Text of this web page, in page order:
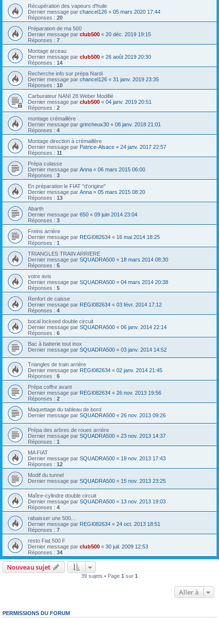
Récupération des vapeurs d'huile
Dernier message par chancel126 « 05 mars 2020 17:44
Réponses : 20
Préparation de ma 500
Dernier message par club500 « 20 déc. 2019 19:15
Réponses : 7
Montage arceau
Dernier message par club500 « 26 août 2019 20:30
Réponses : 14
Recherche info sur prépa Nardi
Dernier message par chancel126 « 31 janv. 2019 23:35
Réponses : 10
Carburateur NANI 28 Weber Modifié
Dernier message par club500 « 04 janv. 2019 20:51
Réponses : 2
montage crémaillère
Dernier message par grincheux30 « 08 janv. 2018 21:01
Réponses : 4
Montage direction à crémaillère
Dernier message par Patrice-Alsace « 24 janv. 2017 22:57
Réponses : 11
Prépa culasse
Dernier message par Anna « 06 mars 2015 06:00
Réponses : 3
En préparation le FIAT "d'origine"
Dernier message par Anna « 05 mars 2015 08:20
Réponses : 13
Abarth
Dernier message par 650 « 09 juin 2014 23:04
Réponses : 3
Freins arrière
Dernier message par REGI082634 « 16 mai 2014 18:25
Réponses : 1
TRIANGLES TRAIN ARRIERE
Dernier message par SQUADRA500 « 18 mars 2014 08:30
Réponses : 5
votre avis
Dernier message par SQUADRA500 « 04 mars 2014 20:38
Réponses : 5
Renfort de caisse
Dernier message par REGI082634 « 03 févr. 2014 17:12
Réponses : 4
bocal lockeed double circuit
Dernier message par SQUADRA500 « 06 janv. 2014 22:14
Réponses : 6
Bac à batterie tout inox
Dernier message par SQUADRA500 « 03 janv. 2014 14:52
Triangles de train arrière
Dernier message par REGI082634 « 02 janv. 2014 21:45
Réponses : 6
Prépa coffre avant
Dernier message par REGI082634 « 26 nov. 2013 19:56
Réponses : 2
Maquettage du tableau de bord
Dernier message par SQUADRA500 « 26 nov. 2013 09:26
Prépa des arbres de roues arrière
Dernier message par SQUADRA500 « 23 nov. 2013 14:37
Réponses : 1
MA FIAT
Dernier message par SQUADRA500 « 19 nov. 2013 17:43
Réponses : 12
Modif du tunnel
Dernier message par SQUADRA500 « 15 nov. 2013 23:25
Maître-cylindre double circuit
Dernier message par SQUADRA500 « 13 nov. 2013 19:03
Réponses : 4
rabaisser une 500...
Dernier message par REGI082634 « 24 oct. 2013 18:51
Réponses : 7
resto Fiat 500 F
Dernier message par club500 « 30 juil. 2009 12:53
Réponses : 34
Nouveau sujet
39 sujets • Page 1 sur 1
Aller à
PERMISSIONS DU FORUM